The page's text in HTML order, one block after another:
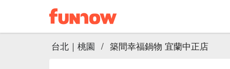
台北｜桃園 / 築間幸福鍋物 宜蘭中正店